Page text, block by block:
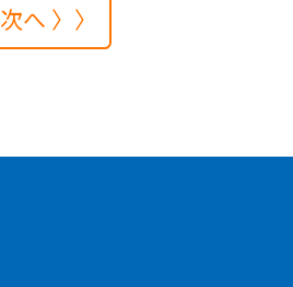
次へ 〉〉